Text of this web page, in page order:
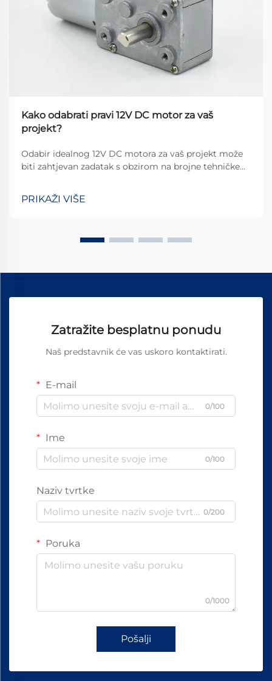
Kako odabrati pravi 12V DC motor za vaš
projekt?
Odabir idealnog 12V DC motora za vaš projekt može
biti zahtjevan zadatak s obzirom na brojne tehničke
gradite li automatiziranog robota, prilagođeni
automobilski dodatak ili pametni uređaj za kuću,
PRIKAŽI VIŠE
Zatražite besplatnu ponudu
Naš predstavnik će vas uskoro kontaktirati.
E-mail
0/100
Ime
0/100
Naziv tvrtke
0/200
Poruka
0/1000
Pošalji